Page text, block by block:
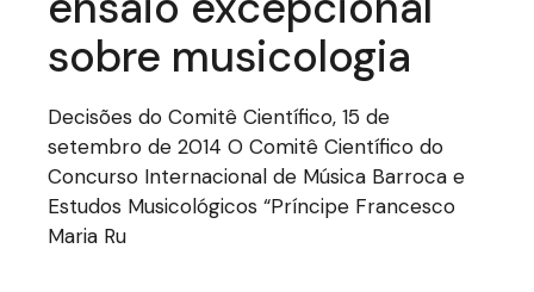
sobre musicologia
Decisões do Comitê Científico, 15 de
setembro de 2014 O Comitê Científico do
Concurso Internacional de Música Barroca e
Estudos Musicológicos “Príncipe Francesco
Maria Ru